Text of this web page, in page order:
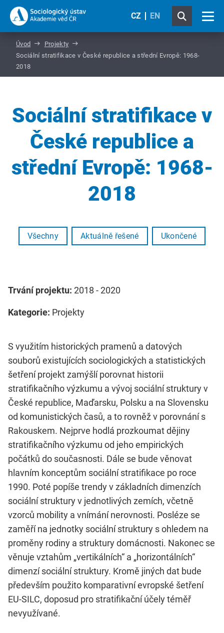
CZ EN
Úvod
Projekty
Sociální stratifikace v České republice a střední Evropě: 1968-
2018
Sociální stratifikace v
České republice a
střední Evropě: 1968-
2018
Všechny Aktuálně řešené Ukončené
Trvání projektu: 2018 - 2020
Kategorie: Projekty
S využitím historických pramenů a datových
souborů existujících sociologických a statistických
šetření projekt zamýšlí porovnat historii
stratifikačního výzkumu a vývoj sociální struktury v
České republice, Maďarsku, Polsku a na Slovensku
od komunistických časů, a to rovněž v porovnání s
Rakouskem. Nejprve hodlá prozkoumat dějiny
stratifikačního výzkumu od jeho empirických
počátků do současnosti. Dále se bude věnovat
hlavním konceptům sociální stratifikace po roce
1990. Poté popíše trendy v základních dimenzích
sociální struktury v jednotlivých zemích, včetně
vzorců mobility a vnímání nerovnosti. Posléze se
zaměří na jednotky sociální struktury s ohledem na
proměny rodiny a struktury domácnosti. Nakonec se
věnuje vztahům „vertikálních“ a „horizontálních“
dimenzí sociální struktury. Kromě jiných dat bude
především použito komparativní evropské šetření
EU-SILC, doposud pro stratifikační účely téměř
nevyužívané.